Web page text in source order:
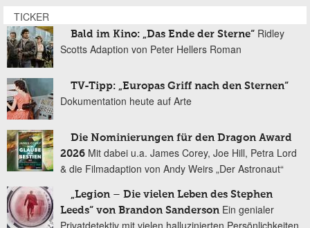
TICKER
Bald im Kino: „Das Ende der Sterne“ Ridley
Scotts Adaption von Peter Hellers Roman
TV-Tipp: „Europas Griff nach den Sternen“
Dokumentation heute auf Arte
Die Nominierungen für den Dragon Award
2026 Mit dabei u.a. James Corey, Joe Hill, Petra Lord
& die Filmadaption von Andy Weirs „Der Astronaut“
„Legion – Die vielen Leben des Stephen
Leeds“ von Brandon Sanderson Ein genialer
Privatdetektiv mit vielen halluzinierten Persönlichkeiten